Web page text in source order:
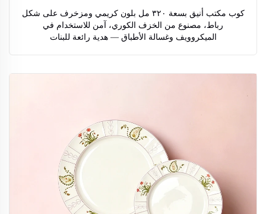
كوب مكتب أنيق بسعة ٣٢٠ مل بلون كريمي ومزخرف على شكل
رباط، مصنوع من الخزف الكوري، آمن للاستخدام في
الميكروويف وغسالة الأطباق — هدية رائعة للبنات